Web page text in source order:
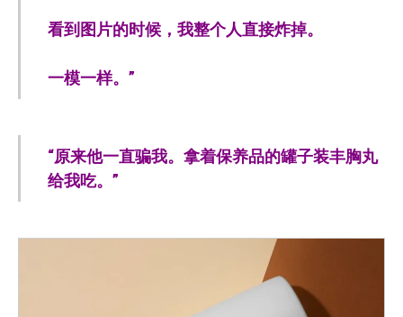
看到图片的时候，我整个人直接炸掉。
一模一样。”
“原来他一直骗我。拿着保养品的罐子装丰胸丸
给我吃。”